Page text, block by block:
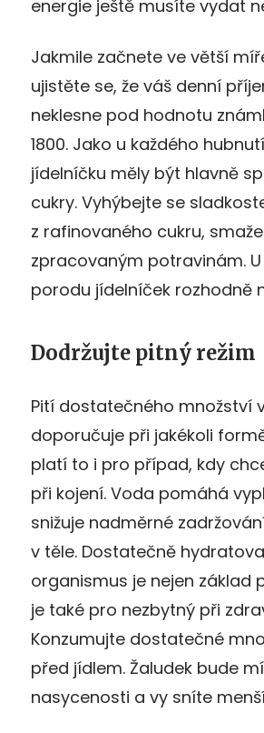
energie ještě musíte vydat
Jakmile začnete ve větší
ujistěte se, že váš denní
neklesne pod hodnotu
1800. Jako u každého
jídelníčku měly být hlavně
cukry. Vyhýbejte se
z rafinovaného cukru,
zpracovaným potravinám.
porodu jídelníček rozhodně
Dodržujte pitný režim
Pití dostatečného množství
doporučuje při jakékoli
platí to i pro případ, kdy
při kojení. Voda pomáhá
snižuje nadměrné
v těle. Dostatečně
organismus je nejen základ
je také pro nezbytný při
Konzumujte dostatečné
před jídlem. Žaludek bude
nasycenosti a vy sníte